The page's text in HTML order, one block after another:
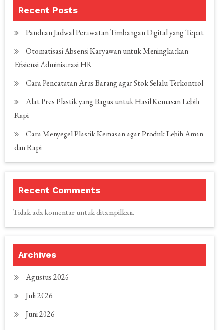
Recent Posts
Panduan Jadwal Perawatan Timbangan Digital yang Tepat
Otomatisasi Absensi Karyawan untuk Meningkatkan
Efisiensi Administrasi HR
Cara Pencatatan Arus Barang agar Stok Selalu Terkontrol
Alat Pres Plastik yang Bagus untuk Hasil Kemasan Lebih
Rapi
Cara Menyegel Plastik Kemasan agar Produk Lebih Aman
dan Rapi
Recent Comments
Tidak ada komentar untuk ditampilkan.
Archives
Agustus 2026
Juli 2026
Juni 2026